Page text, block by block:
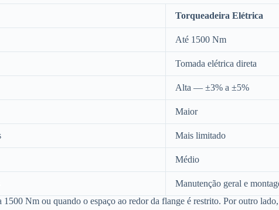
Torqueadeira Elétrica
Até 1500 Nm
Tomada elétrica direta
Alta — ±3% a ±5%
Maior
Mais limitado
Médio
Manutenção geral e
Nm ou quando o espaço ao redor da flange é restrito. Por outro